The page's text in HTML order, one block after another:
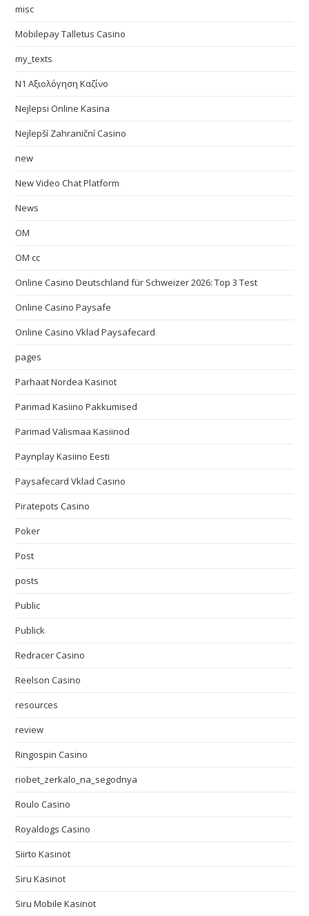
misc
Mobilepay Talletus Casino
my_texts
N1 Αξιολόγηση Καζίνο
Nejlepsi Online Kasina
Nejlepší Zahraniční Casino
new
New Video Chat Platform
News
OM
OM cc
Online Casino Deutschland für Schweizer 2026: Top 3 Test
Online Casino Paysafe
Online Casino Vklad Paysafecard
pages
Parhaat Nordea Kasinot
Parimad Kasiino Pakkumised
Parimad Välismaa Kasiinod
Paynplay Kasiino Eesti
Paysafecard Vklad Casino
Piratepots Casino
Poker
Post
posts
Public
Publick
Redracer Casino
Reelson Casino
resources
review
Ringospin Casino
riobet_zerkalo_na_segodnya
Roulo Casino
Royaldogs Casino
Siirto Kasinot
Siru Kasinot
Siru Mobile Kasinot